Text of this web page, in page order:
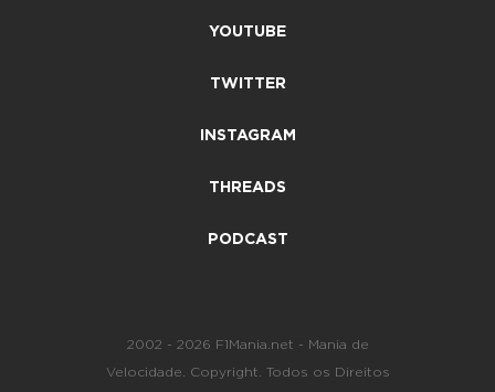
YOUTUBE
TWITTER
INSTAGRAM
THREADS
PODCAST
2002 - 2026 F1Mania.net - Mania de
Velocidade. Copyright. Todos os Direitos